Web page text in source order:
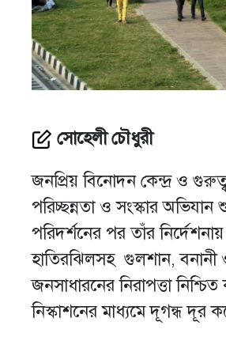
সোহেলী চৌধুরী
জনপ্রিয় বিনোদন কেন্দ্র ও
পরিচ্ছন্নতা ও সংস্কার অভিযান
পরিদর্শনের পর তাঁর
হাতিরঝিলসহ গুলশান, বনানী ও
জনসাধারনের নিরাপত্তা
নিস্কাশনের মাধ্যমে দূগন্ধ দূর